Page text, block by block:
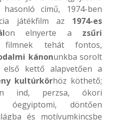
című, 1974-ben
játékfilm az 1974-es
on elnyerte a zsűri
filmnek tehát fontos,
kánonunkba sorolt
kettő alapvetően a
kultúrkörhöz köthető;
ind, perzsa, ókori
óegyiptomi, döntően
és motívumkincsbe